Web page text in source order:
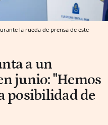
la rueda de prensa de este
a un
junio: "Hemos
posibilidad de